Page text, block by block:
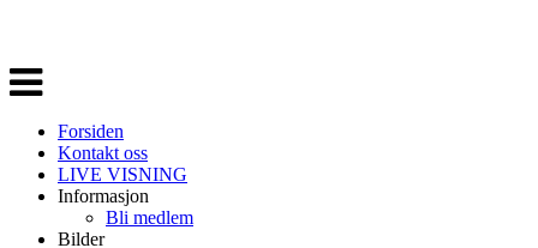
Veksle
navigasjon
Forsiden
Kontakt oss
LIVE VISNING
Informasjon
Bli medlem
Bilder